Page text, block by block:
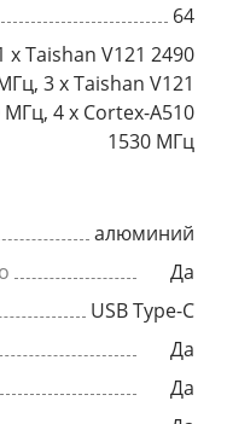
64
x Taishan V121 2490
3 x Taishan V121
МГц, 4 x Cortex-A510
1530 МГц
алюминий
Да
USB Type-C
Да
Да